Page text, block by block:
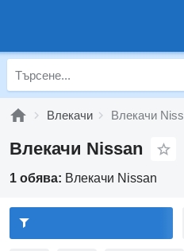
Влекачи Влекачи
Влекачи Nissan
1 обява: Влекачи Nissan